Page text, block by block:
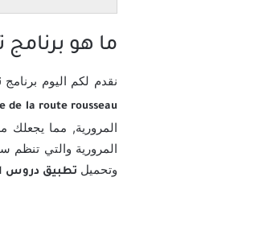
ما هو برنامج
نقدم لكم اليوم برنامج
de la route rousseau
المرورية, مما يجعلك
المرورية والتي تنظم
وتحميل تطبيق دروس